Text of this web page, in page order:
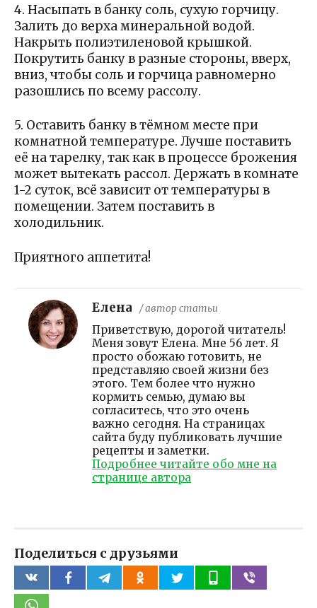
4. Насыпать в банку соль, сухую горчицу.
Залить до верха минеральной водой.
Накрыть полиэтиленовой крышкой.
Покрутить банку в разные стороны, вверх,
вниз, чтобы соль и горчица равномерно
разошлись по всему рассолу.
5. Оставить банку в тёмном месте при
комнатной температуре. Лучше поставить
её на тарелку, так как в процессе брожения
может вытекать рассол. Держать в комнате
1-2 суток, всё зависит от температуры в
помещении. Затем поставить в
холодильник.
Приятного аппетита!
Елена / автор статьи
Приветствую, дорогой читатель!
Меня зовут Елена. Мне 56 лет. Я
просто обожаю готовить, не
представляю своей жизни без
этого. Тем более что нужно
кормить семью, думаю вы
согласитесь, что это очень
важно сегодня. На страницах
сайта буду публиковать лучшие
рецепты и заметки.
Подробнее читайте обо мне на
странице автора
Поделиться с друзьями